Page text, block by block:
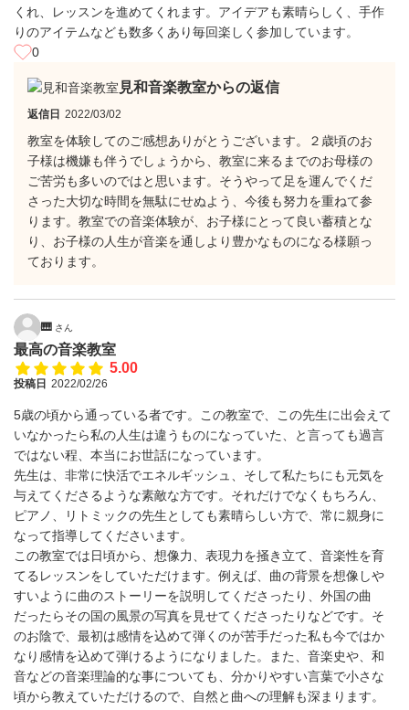
くれ、レッスンを進めてくれます。アイデアも素晴らしく、手作
りのアイテムなども数多くあり毎回楽しく参加しています。
0
見和音楽教室からの返信
返信日 2022/03/02
教室を体験してのご感想ありがとうございます。２歳頃のお
子様は機嫌も伴うでしょうから、教室に来るまでのお母様の
ご苦労も多いのではと思います。そうやって足を運んでくだ
さった大切な時間を無駄にせぬよう、今後も努力を重ねて参
ります。教室での音楽体験が、お子様にとって良い蓄積とな
り、お子様の人生が音楽を通しより豊かなものになる様願っ
ております。
🎹 さん
最高の音楽教室
5.00
投稿日 2022/02/26
5歳の頃から通っている者です。この教室で、この先生に出会えて
いなかったら私の人生は違うものになっていた、と言っても過言
ではない程、本当にお世話になっています。
先生は、非常に快活でエネルギッシュ、そして私たちにも元気を
与えてくださるような素敵な方です。それだけでなくもちろん、
ピアノ、リトミックの先生としても素晴らしい方で、常に親身に
なって指導してくださいます。
この教室では日頃から、想像力、表現力を掻き立て、音楽性を育
てるレッスンをしていただけます。例えば、曲の背景を想像しや
すいように曲のストーリーを説明してくださったり、外国の曲
だったらその国の風景の写真を見せてくださったりなどです。そ
のお陰で、最初は感情を込めて弾くのが苦手だった私も今ではか
なり感情を込めて弾けるようになりました。また、音楽史や、和
音などの音楽理論的な事についても、分かりやすい言葉で小さな
頃から教えていただけるので、自然と曲への理解も深まります。